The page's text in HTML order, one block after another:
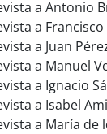
a Antonio
a
a Juan
a Manuel
a Ignacio
a Isabel
a María de